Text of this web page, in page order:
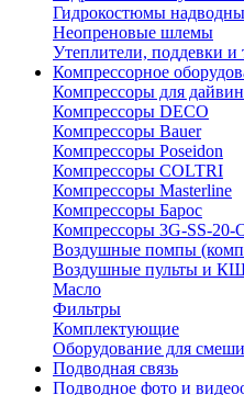
Гидрокостюмы
Неопреновые шлемы
Утеплители, поддевки и
Компрессорное
Компрессоры для
Компрессоры DECO
Компрессоры Bauer
Компрессоры Poseidon
Компрессоры COLTRI
Компрессоры Masterline
Компрессоры Барос
Компрессоры 3G-SS-20-
Воздушные помпы
Воздушные пульты и
Масло
Фильтры
Комплектующие
Оборудование для
Подводная связь
Подводное фото и